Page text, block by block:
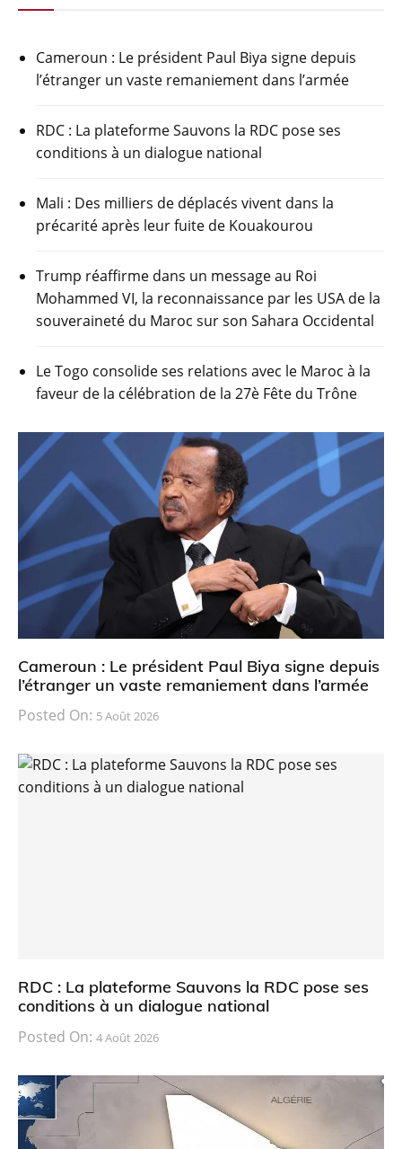
Cameroun : Le président Paul Biya signe depuis
l’étranger un vaste remaniement dans l’armée
RDC : La plateforme Sauvons la RDC pose ses
conditions à un dialogue national
Mali : Des milliers de déplacés vivent dans la
précarité après leur fuite de Kouakourou
Trump réaffirme dans un message au Roi
Mohammed VI, la reconnaissance par les USA de la
souveraineté du Maroc sur son Sahara Occidental
Le Togo consolide ses relations avec le Maroc à la
faveur de la célébration de la 27è Fête du Trône
Cameroun : Le président Paul Biya signe depuis
l’étranger un vaste remaniement dans l’armée
Posted On: 5 Août 2026
RDC : La plateforme Sauvons la RDC pose ses
conditions à un dialogue national
Posted On: 4 Août 2026